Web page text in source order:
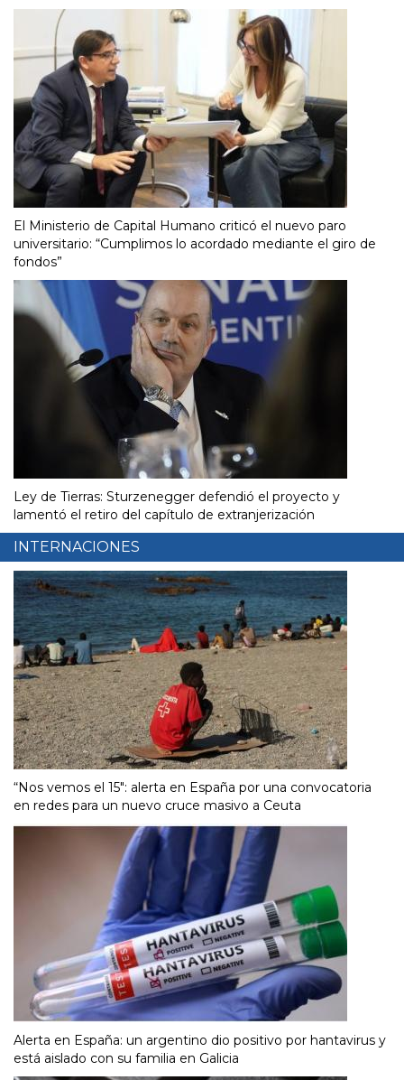
El Ministerio de Capital Humano criticó el nuevo paro
universitario: “Cumplimos lo acordado mediante el giro de
fondos”
Ley de Tierras: Sturzenegger defendió el proyecto y
lamentó el retiro del capítulo de extranjerización
INTERNACIONES
“Nos vemos el 15″: alerta en España por una convocatoria
en redes para un nuevo cruce masivo a Ceuta
Alerta en España: un argentino dio positivo por hantavirus y
está aislado con su familia en Galicia